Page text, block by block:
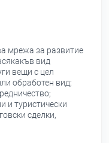
мрежа за развитие
вид
вещи с цел
обработен вид;
и туристически
сделки,